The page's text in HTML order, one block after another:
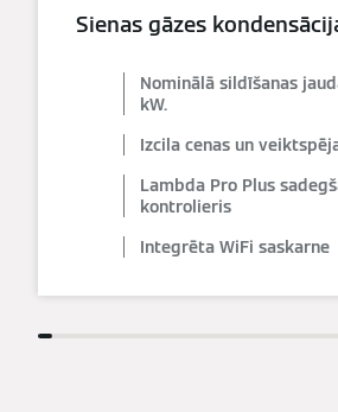
Sienas gāzes
Nominālā sildīšanas
kW.
Izcila cenas un
Lambda Pro Plus
kontrolieris
Integrēta WiFi saskarne